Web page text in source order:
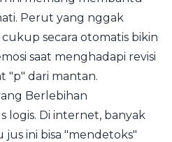
Perut yang nggak
secara otomatis bikin
saat menghadapi revisi
"p" dari mantan.
Berlebihan
logis. Di internet, banyak
jus ini bisa "mendetoks"